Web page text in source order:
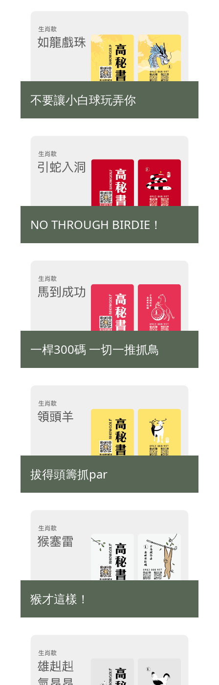
不要讓小白球玩弄你
NO THROUGH BIRDIE！
一桿300碼 一切一推抓鳥
拔得頭籌抓par
猴才這樣！